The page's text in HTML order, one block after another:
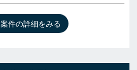
案件の詳細をみる